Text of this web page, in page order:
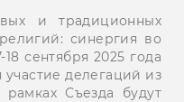
и традиционных
синергия во
сентября 2025 года
делегаций из
Съезда будут